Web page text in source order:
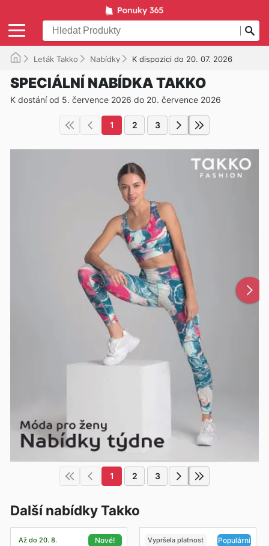
Leták Takko Nabídky K dispozici do 20. 07. 2026
SPECIÁLNÍ NABÍDKA TAKKO
K dostání od 5. července 2026 do 20. července 2026
1 2 3
1 2 3
Další nabídky Takko
Až do 20. 8. Nové! Vypršela platnost Populární